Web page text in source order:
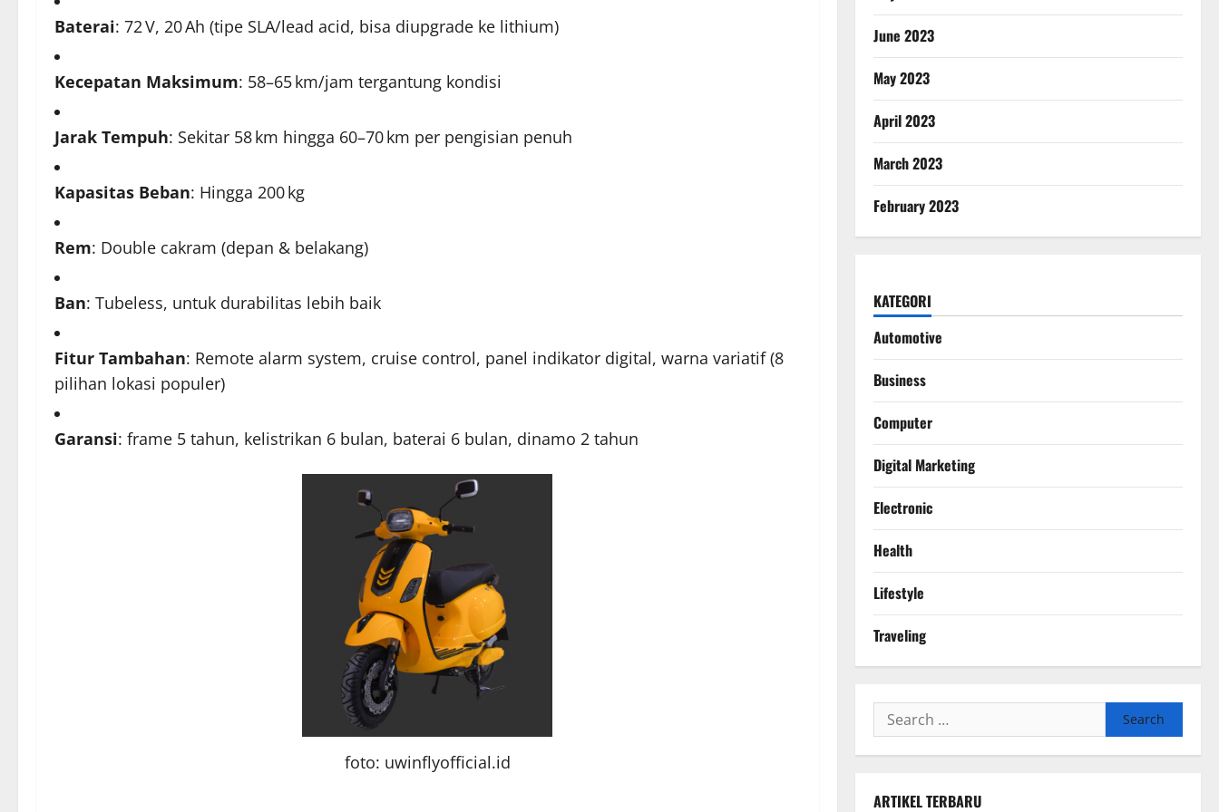
Baterai: 72 V, 20 Ah (tipe SLA/lead acid, bisa diupgrade ke lithium)
Kecepatan Maksimum: 58–65 km/jam tergantung kondisi
Jarak Tempuh: Sekitar 58 km hingga 60–70 km per pengisian penuh
Kapasitas Beban: Hingga 200 kg
Rem: Double cakram (depan & belakang)
Ban: Tubeless, untuk durabilitas lebih baik
Fitur Tambahan: Remote alarm system, cruise control, panel indikator digital, warna variatif (8
pilihan lokasi populer)
Garansi: frame 5 tahun, kelistrikan 6 bulan, baterai 6 bulan, dinamo 2 tahun
foto: uwinflyofficial.id
June 2023
May 2023
April 2023
March 2023
February 2023
KATEGORI
Automotive
Business
Computer
Digital Marketing
Electronic
Health
Lifestyle
Traveling
Search
for:
ARTIKEL TERBARU